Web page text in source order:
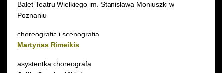
Balet Teatru Wielkiego im. Stanisława Moniuszki w
Poznaniu
choreografia i scenografia
Martynas Rimeikis
asystentka choreografa